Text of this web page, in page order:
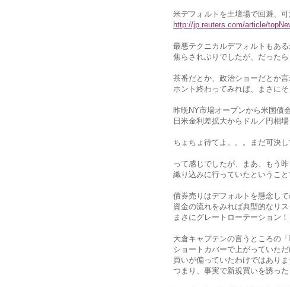
米デフォルトを土壇場で回避、
http://jp.reuters.com/article/
最悪テクニカルデフォルトもあ
焦らされぶりでしたが、だった
茶番だとか、政治ショーだとか言
ホント終わってみれば、まさにそ
昨晩NY市場オープンから米国債
日米金利差拡大からドル／円相
ちょちょ待てよ。。。まだ可決し
って感じでしたが、まあ、もう
織り込みに行っていたということ
債券売りはデフォルトを懸念し
資金の流れをみれば典型的なリス
まさにグレートローテーション！
大倉キャプテンの言うところの
ショートカバーで上がっていた
買いが偏っていたわけではありま
つまり、事実で新規買いを誘った